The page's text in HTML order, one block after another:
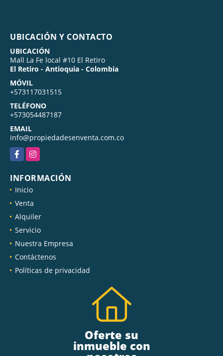
UBICACIÓN Y CONTACTO
UBICACIÓN
Mall La Fe local #10 El Retiro
El Retiro - Antioquia - Colombia
MÓVIL
+573117031515
TELÉFONO
+573054487187
EMAIL
info@propiedadesenventa.com.co
FacebookInstagram
INFORMACIÓN
Inicio
Venta
Alquiler
Servicio
Nuestra Empresa
Contáctenos
Políticas de privacidad
Oferte su
inmueble con